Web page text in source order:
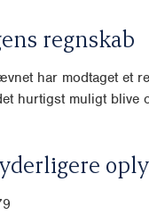
regnskab
har modtaget et
hurtigst muligt blive